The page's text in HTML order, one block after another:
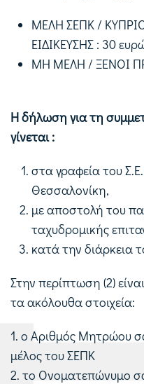
ΜΕΛΗ ΣΕΠΚ /
ΕΙΔΙΚΕΥΣΗΣ : 30
ΜΗ ΜΕΛΗ / ΞΕΝΟΙ
Η δήλωση για τη
γίνεται :
στα γραφεία του
Θεσσαλονίκη,
με αποστολή του
ταχυδρομικής
κατά την διάρκεια
Στην περίπτωση (2)
τα ακόλουθα στοιχεία:
1. ο Αριθμός Μητρώου
μέλος του ΣΕΠΚ
2. το Ονοματεπώνυμο